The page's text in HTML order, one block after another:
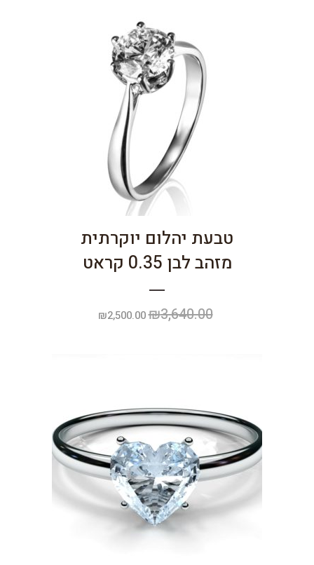
טבעת יהלום יוקרתית
מזהב לבן 0.35 קראט
₪3,640.00
המחיר
₪2,500.00